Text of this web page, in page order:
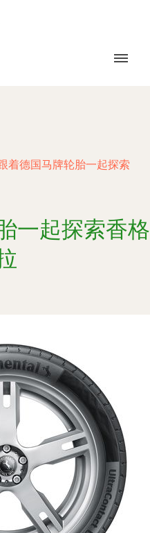
着德国马牌轮胎一起探索
一起探索香格